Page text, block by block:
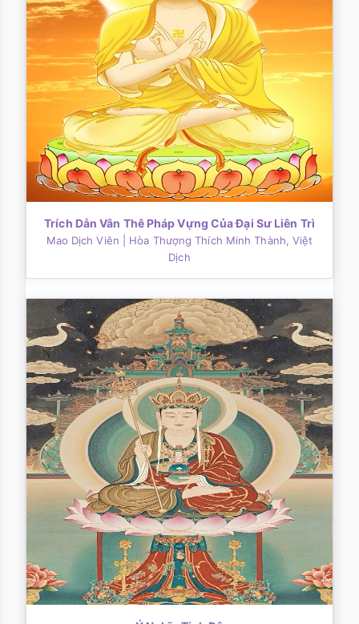
Trích Dẫn Vân Thê Pháp Vựng Của Đại Sư Liên Trì
Mao Dịch Viên
| Hòa Thượng Thích Minh Thành, Việt
Dịch